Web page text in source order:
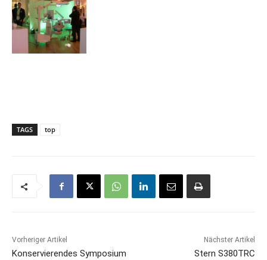
TAGS top
Vorheriger Artikel
Konservierendes Symposium
Nächster Artikel
Stern S380TRC